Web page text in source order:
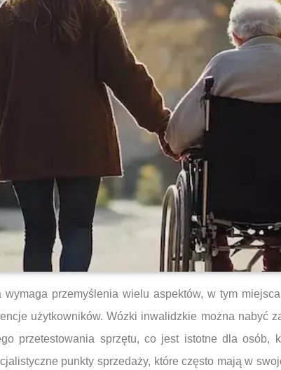
przemyślenia wielu aspektów, w tym
użytkowników. Wózki inwalidzkie można nabyć
przetestowania sprzętu, co jest istotne dla osób,
punkty sprzedaży, które często mają w